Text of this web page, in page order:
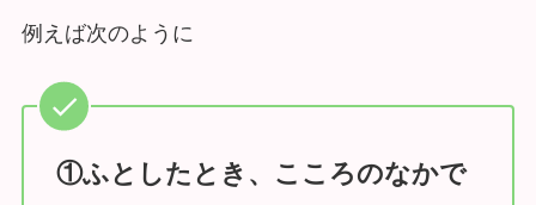
例えば次のように
①ふとしたとき、こころのなかで